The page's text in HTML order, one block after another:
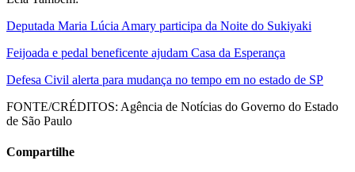
Deputada Maria Lúcia Amary participa da Noite do Sukiyaki
Feijoada e pedal beneficente ajudam Casa da Esperança
Defesa Civil alerta para mudança no tempo em no estado de SP
FONTE/CRÉDITOS: Agência de Notícias do Governo do Estado
de São Paulo
Compartilhe